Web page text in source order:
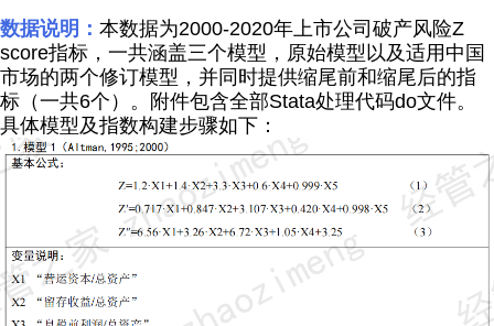
数据说明： 本数据为2000-2020年上市公司破产风险Z
score指标，一共涵盖三个模型，原始模型以及适用中国
市场的两个修订模型，并同时提供缩尾前和缩尾后的指
标（一共6个）。 附件包含全部Stata处理代码do文件。
具体模型及指数构建步骤如下：